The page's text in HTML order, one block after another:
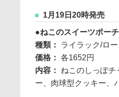
1月19日20時発売
ねこのスイーツポーチ
種類： ライラック/ロ
価格： 各1652円
内容： ねこのしっぽチ
ー、肉球型クッキー、